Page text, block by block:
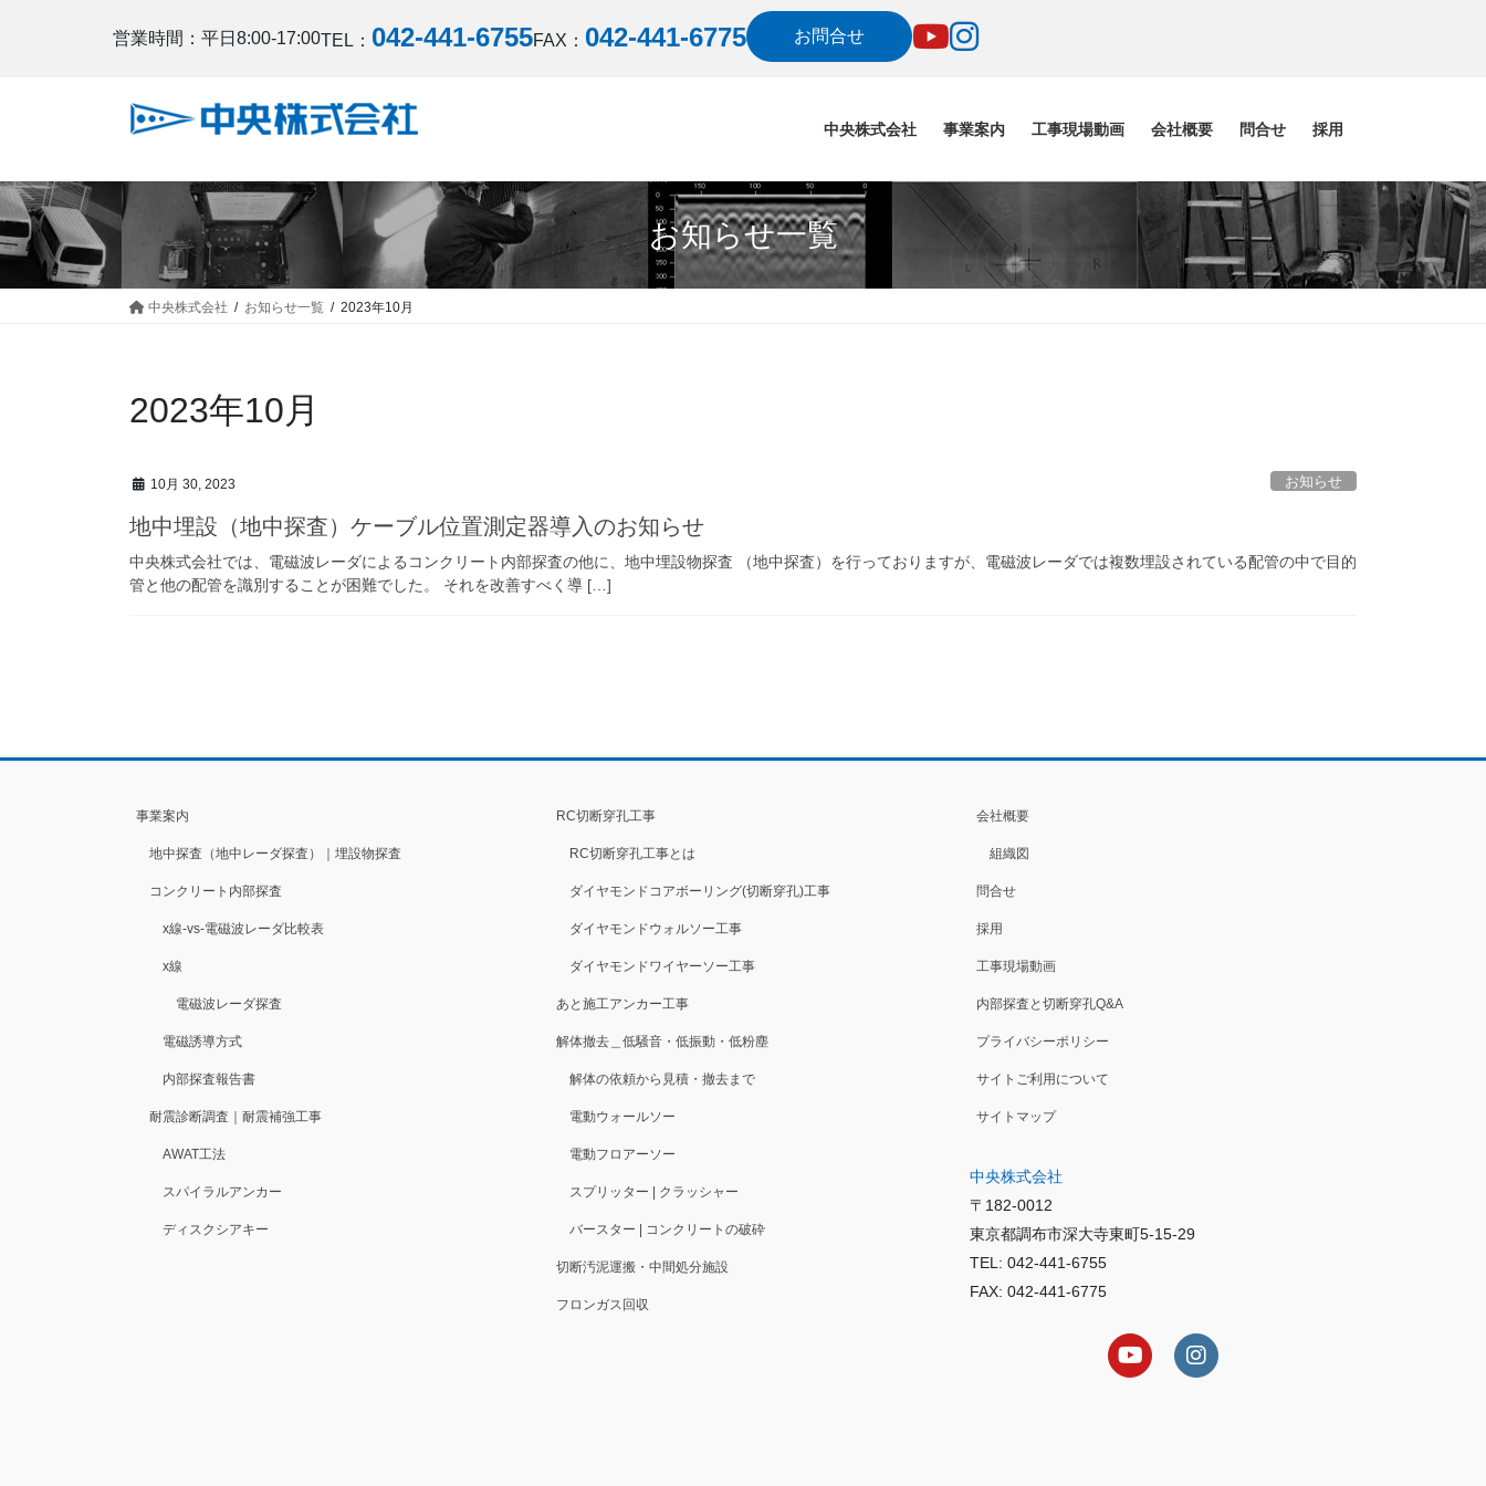
キ
ッ
プ
に
移
動
営業時間：平日8:00-17:00TEL： 042-441-6755FAX： 042-441-6775 お問合せ
中央株式会社 事業案内 工事現場動画 会社概要 問合せ 採用
お知らせ一覧
中央株式会社 お知らせ一覧 2023年10月
2023年10月
10月 30, 2023 お知らせ
地中埋設（地中探査）ケーブル位置測定器導入のお知らせ
中央株式会社では、電磁波レーダによるコンクリート内部探査の他に、地中埋設物探査 （地中探査）を行っておりますが、電磁波レーダでは複数埋設されている配管の中で目的
管と他の配管を識別することが困難でした。 それを改善すべく導 […]
事業案内
地中探査（地中レーダ探査）｜埋設物探査
コンクリート内部探査
x線-vs-電磁波レーダ比較表
x線
電磁波レーダ探査
電磁誘導方式
内部探査報告書
耐震診断調査｜耐震補強工事
AWAT工法
スパイラルアンカー
ディスクシアキー
RC切断穿孔工事
RC切断穿孔工事とは
ダイヤモンドコアボーリング(切断穿孔)工事
ダイヤモンドウォルソー工事
ダイヤモンドワイヤーソー工事
あと施工アンカー工事
解体撤去＿低騒音・低振動・低粉塵
解体の依頼から見積・撤去まで
電動ウォールソー
電動フロアーソー
スプリッター | クラッシャー
バースター | コンクリートの破砕
切断汚泥運搬・中間処分施設
フロンガス回収
会社概要
組織図
問合せ
採用
工事現場動画
内部探査と切断穿孔Q&A
プライバシーポリシー
サイトご利用について
サイトマップ
中央株式会社
〒182-0012
東京都調布市深大寺東町5-15-29
TEL: 042-441-6755
FAX: 042-441-6775